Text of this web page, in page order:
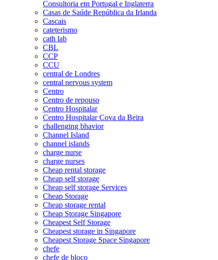
Consultoria em Portugal e Inglaterra
Casas de Saúde República da Irlanda
Cascais
cateterismo
cath lab
CBL
CCP
CCU
central de Londres
central nervous system
Centro
Centro de repouso
Centro Hospitalar
Centro Hospitalar Cova da Beira
challenging bhavior
Channel Island
channel islands
charge nurse
charge nurses
Cheap rental storage
Cheap self storage
Cheap self storage Services
Cheap Storage
Cheap storage rental
Cheap Storage Singapore
Cheapest Self Storage
Cheapest storage in Singapore
Cheapest Storage Space Singapore
chefe
chefe de bloco